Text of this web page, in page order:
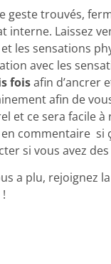
geste trouvés,
interne. Laissez
les sensations
avec les
foisafin d’ancrer
afin de
et ce sera facile
commentaire si
si vous avez
a plu, rejoignez